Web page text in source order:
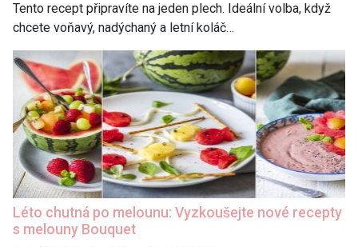
Tento recept připravíte na jeden plech. Ideální volba, když
chcete voňavý, nadýchaný a letní koláč…
Léto chutná po melounu: Vyzkoušejte nové recepty
s melouny Bouquet